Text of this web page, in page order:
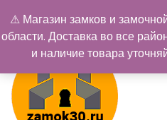
содержимому
⚠ Магазин замков и
области. Доставка во все
и наличие товара